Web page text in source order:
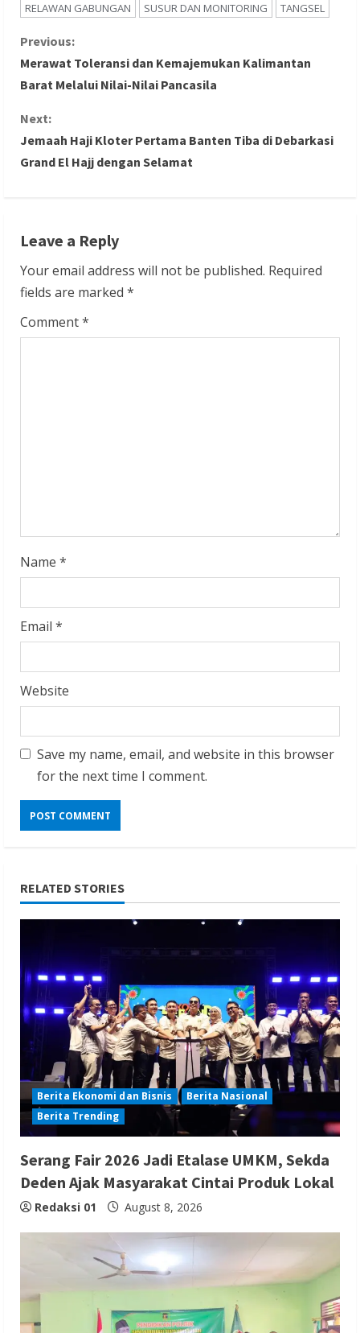
RELAWAN GABUNGAN
SUSUR DAN MONITORING TANGSEL
C
o
n
t
u
e
R
Previous:
Merawat Toleransi dan Kemajemukan Kalimantan
Barat Melalui Nilai-Nilai Pancasila
Next:
Jemaah Haji Kloter Pertama Banten Tiba di Debarkasi
Grand El Hajj dengan Selamat
Leave a Reply
Your email address will not be published. Required
fields are marked *
Comment*
Name *
Email *
Website
Save my name, email, and website in this browser
for the next time I comment.
RELATED STORIES
Berita Ekonomi dan Bisnis
Berita Nasional
Berita Trending
Serang Fair 2026 Jadi Etalase UMKM, Sekda
Deden Ajak Masyarakat Cintai Produk Lokal
Redaksi 01 August 8, 2026